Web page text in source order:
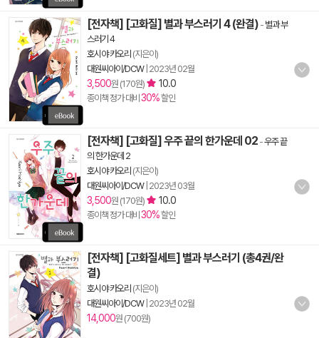
[전자책] [고화질] 별과 부스러기 4 (완결) - 별과 부
스러기 4
호시야 카오리 (지은이)
대원씨아이/DCW| 2023년 02월
3,500원 (170원) 10.0
종이책 정가 대비 30%할인
[전자책] [고화질] 우주 끝의 한가운데 02 -우주 끝
의 한가운데 2
호시야 카오리 (지은이)
대원씨아이/DCW| 2023년 03월
3,500원 (170원) 10.0
종이책 정가 대비 30%할인
[전자책] [고화질세트] 별과 부스러기 (총4권/완
결)
호시야 카오리 (지은이)
대원씨아이/DCW| 2023년 02월
14,000원 (700원)